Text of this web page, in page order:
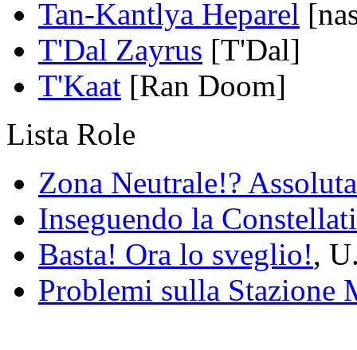
Tan-Kantlya Heparel
T'Dal Zayrus [T'Dal]
T'Kaat [Ran Doom]
Lista Role
Zona Neutrale!?
Inseguendo la
Basta! Ora lo sveglio!,
Problemi sulla Stazione